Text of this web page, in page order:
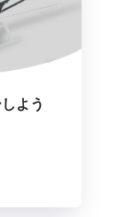
よう